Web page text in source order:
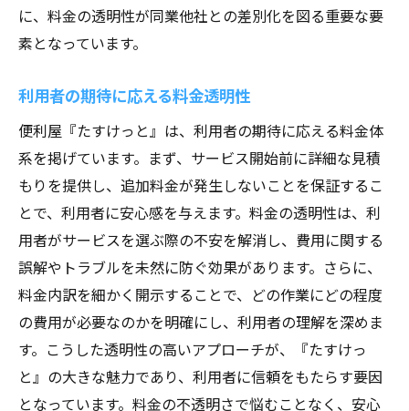
に、料金の透明性が同業他社との差別化を図る重要な要
素となっています。
利用者の期待に応える料金透明性
便利屋『たすけっと』は、利用者の期待に応える料金体
系を掲げています。まず、サービス開始前に詳細な見積
もりを提供し、追加料金が発生しないことを保証するこ
とで、利用者に安心感を与えます。料金の透明性は、利
用者がサービスを選ぶ際の不安を解消し、費用に関する
誤解やトラブルを未然に防ぐ効果があります。さらに、
料金内訳を細かく開示することで、どの作業にどの程度
の費用が必要なのかを明確にし、利用者の理解を深めま
す。こうした透明性の高いアプローチが、『たすけっ
と』の大きな魅力であり、利用者に信頼をもたらす要因
となっています。料金の不透明さで悩むことなく、安心